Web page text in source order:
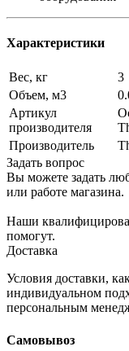
Характеристики
Вес, кг
3
Объем, м3
Артикул
производителя
Производитель
Задать вопрос
Вы можете задать
или работе магазина.
Наши
помогут.
Доставка
Условия доставки,
индивидуальном
персональным
Самовывоз